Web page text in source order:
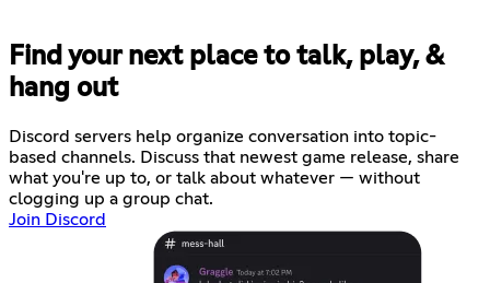
Find your next place to talk, play, &
hang out
Discord servers help organize conversation into topic-
based channels. Discuss that newest game release, share
what you're up to, or talk about whatever — without
clogging up a group chat.
Join Discord